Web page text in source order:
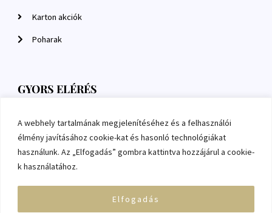
A webhely tartalmának megjelenítéséhez és a felhasználói
élmény javításához cookie-kat és hasonló technológiákat
használunk. Az „Elfogadás” gombra kattintva hozzájárul a cookie-
k használatához.
Elfogadás
Karton akciók
Poharak
GYORS ELÉRÉS
Szállítás és fizetés
Adatkezelési tájékoztató
ÁSZF